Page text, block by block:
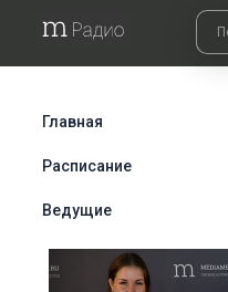
Главная
Расписание
Ведущие